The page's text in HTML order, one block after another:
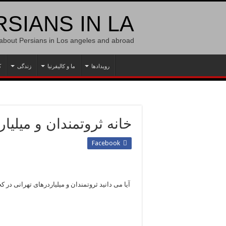
IN LA
Persians in Los angeles and abroad
رویدادها ما و کالیفرنیا زندگی
خانه ثروتمندان و
Facebook
آیا می دانید ثروتمندان و میلیاردرهای تهرانی